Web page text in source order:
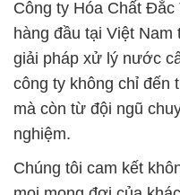
Công ty Hóa Chất
hàng đầu tại Việt
giải pháp xử lý nước
công ty không chỉ đến
mà còn từ đội ngũ
nghiệm.
Chúng tôi cam kết